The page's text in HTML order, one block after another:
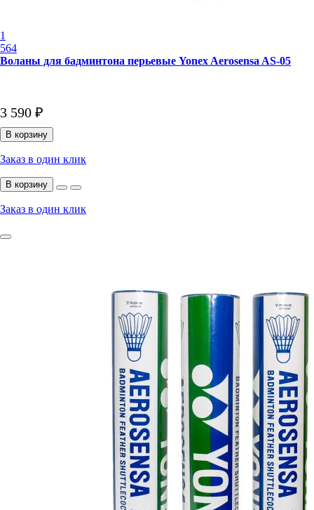
1
564
Воланы для бадминтона перьевые Yonex Aerosensa AS-05
3 590 ₽
В корзину
Заказ в один клик
В корзину
Заказ в один клик